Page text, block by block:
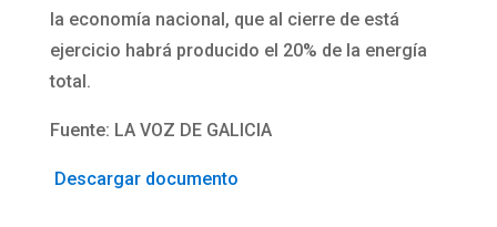
la economía nacional, que al cierre de está
ejercicio habrá producido el 20% de la energía
total.
Fuente: LA VOZ DE GALICIA
Descargar documento